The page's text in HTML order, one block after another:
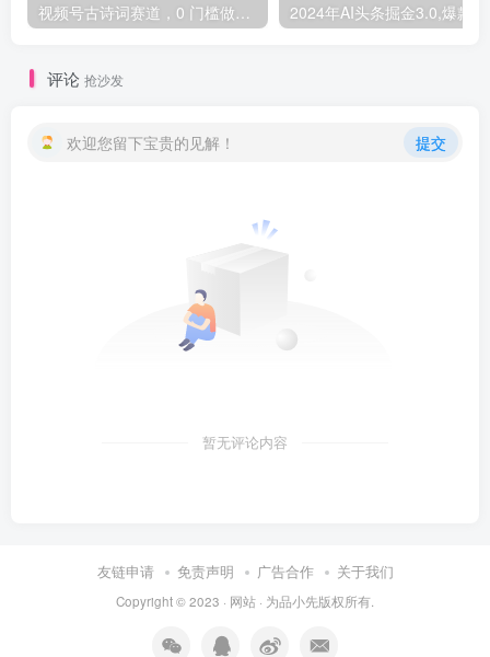
视频号古诗词赛道，0 门槛做原创爆款，小白轻松日入 500+-品小先项目发源地
评论 抢沙发
欢迎您留下宝贵的见解！ 提交
暂无评论内容
友链申请 免责声明 广告合作 关于我们
Copyright © 2023 · 网站 · 为品小先版权所有.